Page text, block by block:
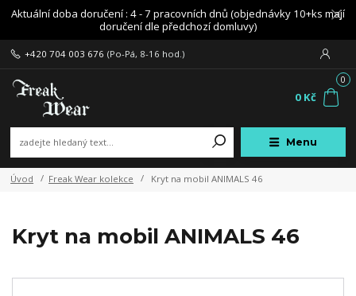
Aktuální doba doručení : 4 - 7 pracovních dnů (objednávky 10+ks mají
doručení dle předchozí domluvy)
Menu
+420 704 003 676 (Po-Pá, 8-16 hod.)
0
0 Kč
Úvod Freak Wear kolekce Kryt na mobil ANIMALS 46
Kryt na mobil ANIMALS 46